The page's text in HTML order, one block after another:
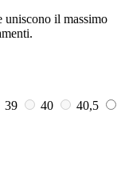
uniscono il massimo
39 40
40,5